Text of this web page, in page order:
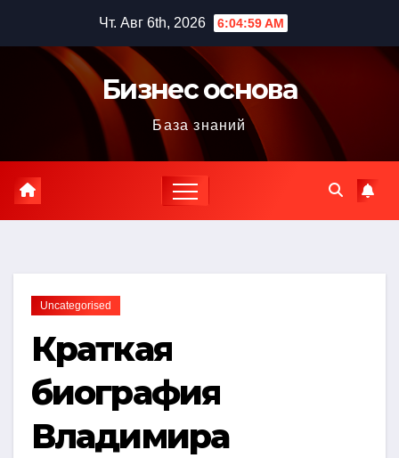
содержимому
Чт. Авг 6th, 2026 6:05:00 AM
Бизнес основа
База знаний
Uncategorised
Краткая
биография
Владимира